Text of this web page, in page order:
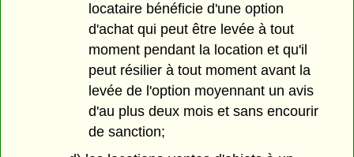
locataire bénéficie d'une option
d'achat qui peut être levée à tout
moment pendant la location et qu'il
peut résilier à tout moment avant la
levée de l'option moyennant un avis
d'au plus deux mois et sans encourir
de sanction;